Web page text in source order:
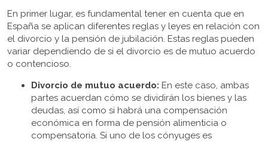
En primer lugar, es fundamental tener en cuenta que en
España se aplican diferentes reglas y leyes en relación con
el divorcio y la pensión de jubilación. Estas reglas pueden
variar dependiendo de si el divorcio es de mutuo acuerdo
o contencioso.
Divorcio de mutuo acuerdo: En este caso, ambas
partes acuerdan cómo se dividirán los bienes y las
deudas, así como si habrá una compensación
económica en forma de pensión alimenticia o
compensatoria. Si uno de los cónyuges es